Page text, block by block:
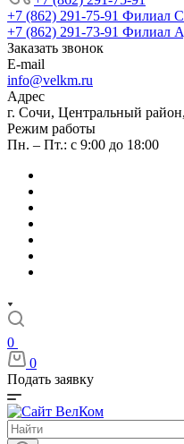
+7 (862) 291-75-91 Филиал
+7 (862) 291-73-91 Филиал
Заказать звонок
E-mail
info@velkm.ru
Адрес
г. Сочи, Центральный
Режим работы
Пн. – Пт.: с 9:00 до 18:00
0
0
Подать заявку